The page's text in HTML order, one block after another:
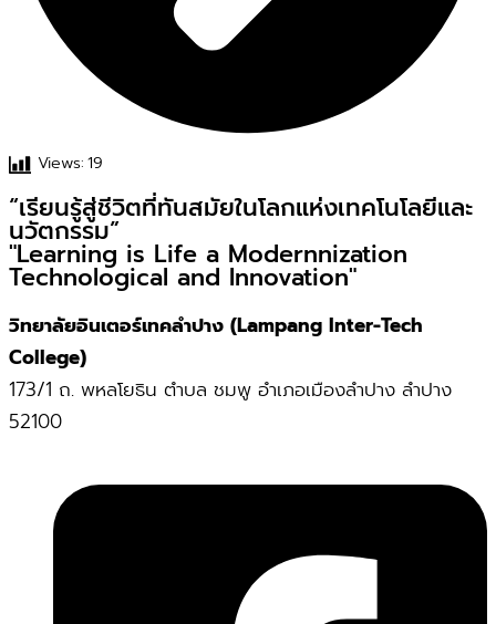
Views:19
“เรียนรู้สู่ชีวิตที่ทันสมัยในโลกแห่งเทคโนโลยีและ
นวัตกรรม”
"Learning is Life a Modernnization
Technological and Innovation"
วิทยาลัยอินเตอร์เทคลำปาง (Lampang Inter-Tech
College)
173/1 ถ. พหลโยธิน ตำบล ชมพู อำเภอเมืองลำปาง ลำปาง
52100